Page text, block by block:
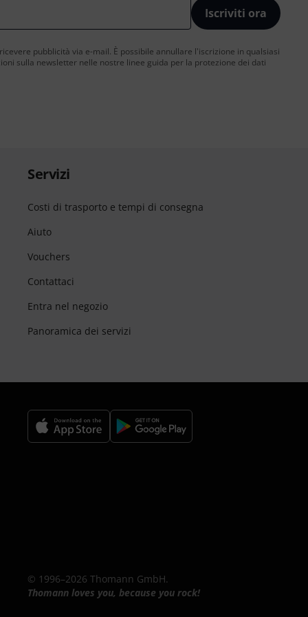
Iscriviti ora
pubblicità via e-mail. È possibile annullare l'iscrizione in qualsiasi
sulla newsletter nelle nostre linee guida per la protezione dei dati
Servizi
Costi di trasporto e tempi di consegna
Aiuto
Vouchers
Contattaci
Entra nel negozio
Panoramica dei servizi
© 1996–2026 Thomann GmbH.
Thomann loves you, because you rock!